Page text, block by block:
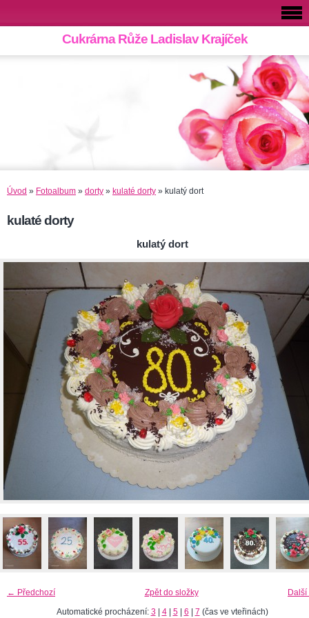
Cukrárna Růže Ladislav Krajíček
Úvod » Fotoalbum » dorty » kulaté dorty » kulatý dort
kulaté dorty
kulatý dort
← Předchozí
Zpět do složky
Automatické procházení: 3 4| 5| 6 7 (čas ve vteřinách)